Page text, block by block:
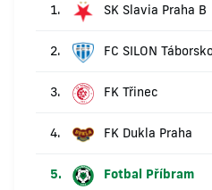
1. SK Slavia Praha B
2. FC SILON
3. FK Třinec
4. FK Dukla Praha
5. Fotbal Příbram